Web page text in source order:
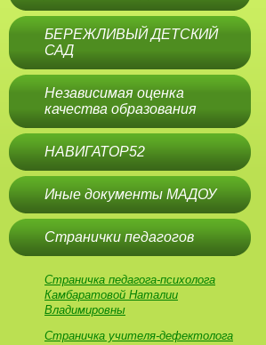
БЕРЕЖЛИВЫЙ ДЕТСКИЙ
САД
Независимая оценка
качества образования
НАВИГАТОР52
Иные документы МАДОУ
Странички педагогов
Страничка педагога-психолога
Камбаратовой Наталии
Владимировны
Страничка учителя-дефектолога